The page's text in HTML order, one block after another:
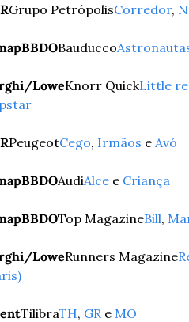
Grupo PetrópolisCorredor,
Bauducco
LoweKnorr QuickLittle
PeugeotCego, Irmãos e Avó
AudiAlce e Criança
Top MagazineBill,
LoweRunners Magazine
TilibraTH, GR e MO